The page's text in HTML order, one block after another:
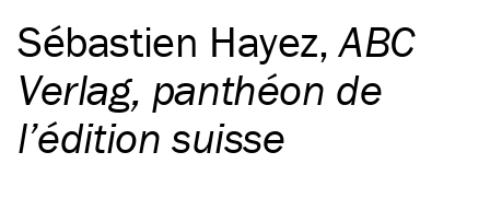
Sébastien Hayez,ABC
Verlag, panthéon de
l’édition suisse